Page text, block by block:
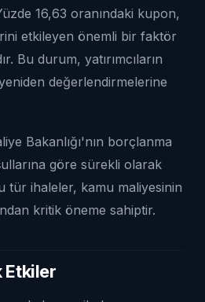
16,63 oranındaki kupon,
etkileyen önemli bir faktör
Bu durum, yatırımcıların
değerlendirmelerine
Bakanlığı'nın borçlanma
göre sürekli olarak
tür ihaleler, kamu maliyesinin
kritik öneme sahiptir.
Etkiler